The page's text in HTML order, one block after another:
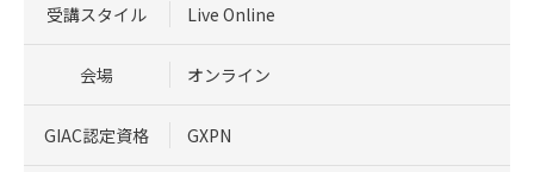
受講スタイル Live Online
会場 オンライン
GIAC認定資格 GXPN